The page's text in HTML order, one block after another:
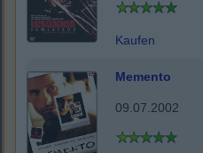
Kaufen
Memento
09.07.2002